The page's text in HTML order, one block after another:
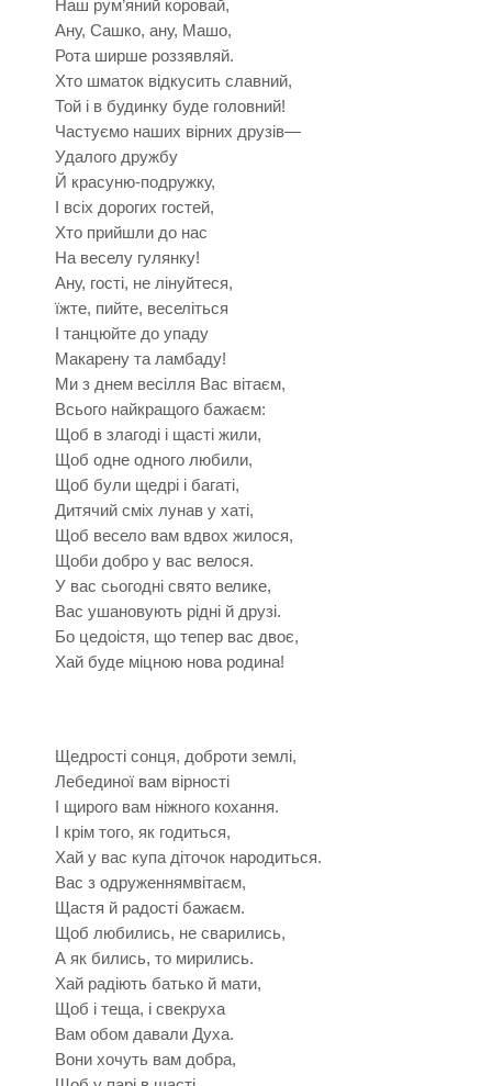
Наш рум’яний коровай,
Ану, Сашко, ану, Машо,
Рота ширше роззявляй.
Хто шматок відкусить славний,
Той і в будинку буде головний!
Частуємо наших вірних друзів—
Удалого дружбу
Й красуню-подружку,
І всіх дорогих гостей,
Хто прийшли до нас
На веселу гулянку!
Ану, гості, не лінуйтеся,
їжте, пийте, веселіться
І танцюйте до упаду
Макарену та ламбаду!
Ми з днем весілля Вас вітаєм,
Всього найкращого бажаєм:
Щоб в злагоді і щасті жили,
Щоб одне одного любили,
Щоб були щедрі і багаті,
Дитячий сміх лунав у хаті,
Щоб весело вам вдвох жилося,
Щоби добро у вас велося.
У вас сьогодні свято велике,
Вас ушановують рідні й друзі.
Бо цедоістя, що тепер вас двоє,
Хай буде міцною нова родина!
Щедрості сонця, доброти землі,
Лебединої вам вірності
І щирого вам ніжного кохання.
І крім того, як годиться,
Хай у вас купа діточок народиться.
Вас з одруженнямвітаєм,
Щастя й радості бажаєм.
Щоб любились, не сварились,
А як бились, то мирились.
Хай радіють батько й мати,
Щоб і теща, і свекруха
Вам обом давали Духа.
Вони хочуть вам добра,